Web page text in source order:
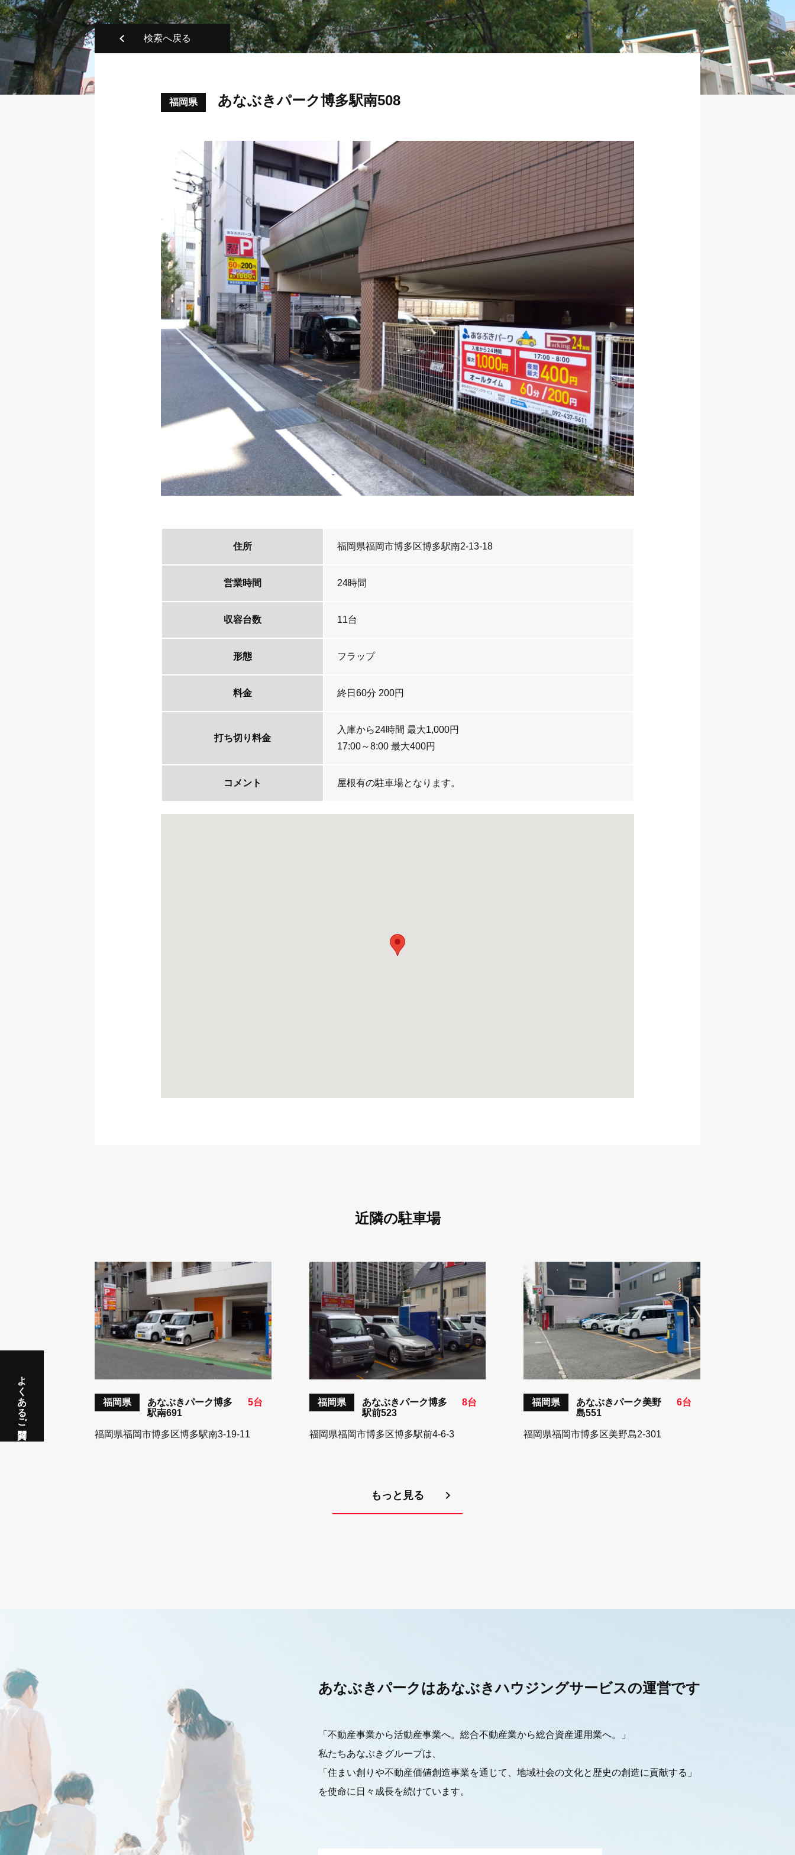
よくあるご質問
検索へ戻る
福岡県 あなぶきパーク博多駅南508
住所 福岡県福岡市博多区博多駅南2-13-18
営業時間 24時間
収容台数 11台
形態 フラップ
料金 終日60分 200円
打ち切り料金
入庫から24時間 最大1,000円
17:00～8:00 最大400円
コメント 屋根有の駐車場となります。
近隣の駐車場
福岡県
あなぶきパーク博多
駅南691
5台
福岡県福岡市博多区博多駅南3-19-11
福岡県
あなぶきパーク博多
駅前523
8台
福岡県福岡市博多区博多駅前4-6-3
福岡県
あなぶきパーク美野
島551
6台
福岡県福岡市博多区美野島2-301
もっと見る
あなぶきパークはあなぶきハウジングサービスの運営です
「不動産事業から活動産事業へ。総合不動産業から総合資産運用業へ。」
私たちあなぶきグループは、
「住まい創りや不動産価値創造事業を通じて、地域社会の文化と歴史の創造に貢献する」
を使命に日々成長を続けています。